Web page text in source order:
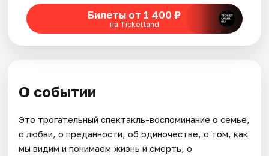
Билеты от 1 400 ₽
на Ticketland
О событии
Это трогательный спектакль-воспоминание о семье,
о любви, о преданности, об одиночестве, о том, как
мы видим и понимаем жизнь и смерть, о